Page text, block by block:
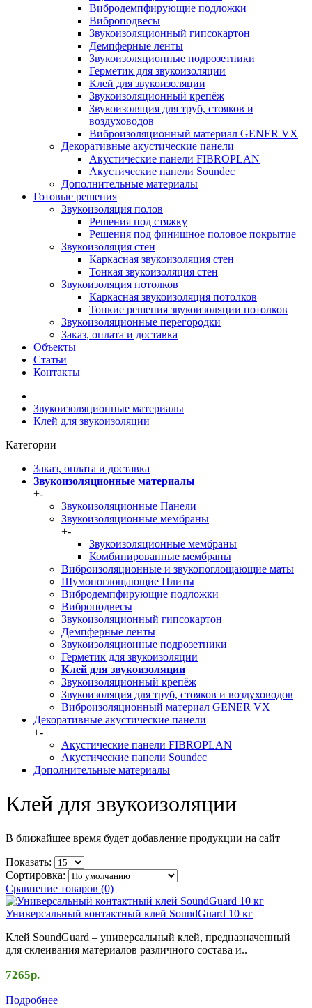
Вибродемпфирующие подложки
Виброподвесы
Звукоизоляционный гипсокартон
Демпферные ленты
Звукоизоляционные подрозетники
Герметик для звукоизоляции
Клей для звукоизоляции
Звукоизоляционный крепёж
Звукоизоляция для труб, стояков и
воздуховодов
Виброизоляционный материал GENER VX
Декоративные акустические панели
Акустические панели FIBROPLAN
Акустические панели Soundec
Дополнительные материалы
Готовые решения
Звукоизоляция полов
Решения под стяжку
Решения под финишное половое покрытие
Звукоизоляция стен
Каркасная звукоизоляция стен
Тонкая звукоизоляция стен
Звукоизоляция потолков
Каркасная звукоизоляция потолков
Тонкие решения звукоизоляции потолков
Звукоизоляционные перегородки
Заказ, оплата и доставка
Объекты
Статьи
Контакты
Звукоизоляционные материалы
Клей для звукоизоляции
Категории
Заказ, оплата и доставка
Звукоизоляционные материалы
+-
Звукоизоляционные Панели
Звукоизоляционные мембраны
+-
Звукоизоляционные мембраны
Комбинированные мембраны
Виброизоляционные и звукопоглощающие маты
Шумопоглощающие Плиты
Вибродемпфирующие подложки
Виброподвесы
Звукоизоляционный гипсокартон
Демпферные ленты
Звукоизоляционные подрозетники
Герметик для звукоизоляции
Клей для звукоизоляции
Звукоизоляционный крепёж
Звукоизоляция для труб, стояков и воздуховодов
Виброизоляционный материал GENER VX
Декоративные акустические панели
+-
Акустические панели FIBROPLAN
Акустические панели Soundec
Дополнительные материалы
Клей для звукоизоляции
В ближайшее время будет добавление продукции на сайт
Показать:
Сортировка:
Сравнение товаров (0)
Универсальный контактный клей SoundGuard 10 кг
Клей SoundGuard – универсальный клей, предназначенный
для склеивания материалов различного состава и..
7265р.
Подробнее